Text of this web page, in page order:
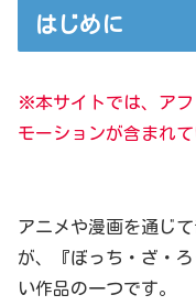
はじめに
※本サイトでは、ア
モーションが含まれ
アニメや漫画を通じ
が、『ぼっち・ざ・
い作品の一つです。